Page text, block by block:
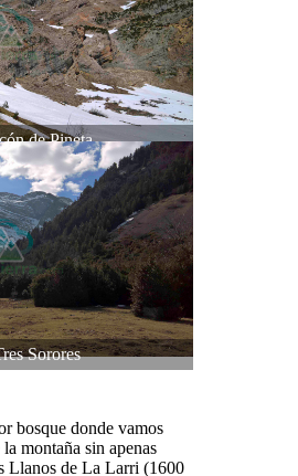
de Pineta
Sorores
bosque donde vamos
montaña sin apenas
Llanos de La Larri (1600